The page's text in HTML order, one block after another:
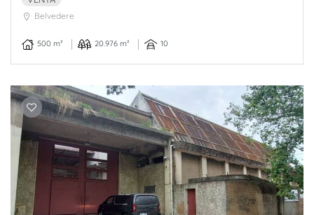
Belvedere
500 m² 20.976 m² 10